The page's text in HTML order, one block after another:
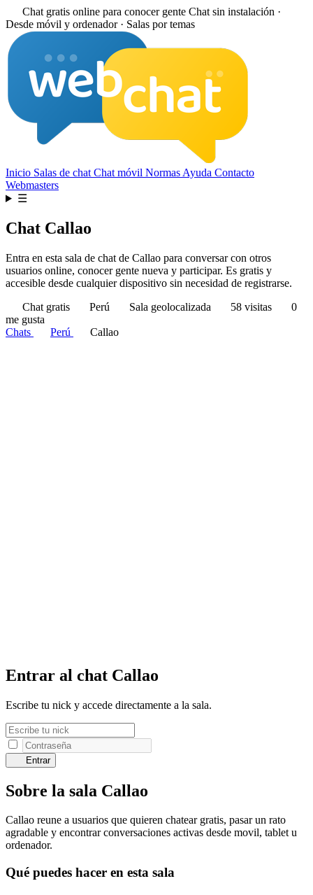
Chat gratis online para conocer gente Chat sin instalación ·
Desde móvil y ordenador · Salas por temas
Inicio Salas de chat Chat móvil Normas Ayuda Contacto
Webmasters
☰
Chat Callao
Entra en esta sala de chat de Callao para conversar con otros
usuarios online, conocer gente nueva y participar. Es gratis y
accesible desde cualquier dispositivo sin necesidad de registrarse.
Chat gratis
Perú Sala geolocalizada 58 visitas
0
me gusta
Chats
Perú Callao
Entrar al chat Callao
Escribe tu nick y accede directamente a la sala.
Entrar
Sobre la sala Callao
Callao reune a usuarios que quieren chatear gratis, pasar un rato
agradable y encontrar conversaciones activas desde movil, tablet u
ordenador.
Qué puedes hacer en esta sala